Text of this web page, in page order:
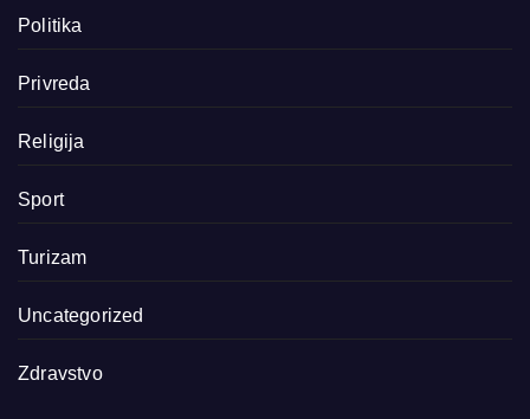
Politika
Privreda
Religija
Sport
Turizam
Uncategorized
Zdravstvo